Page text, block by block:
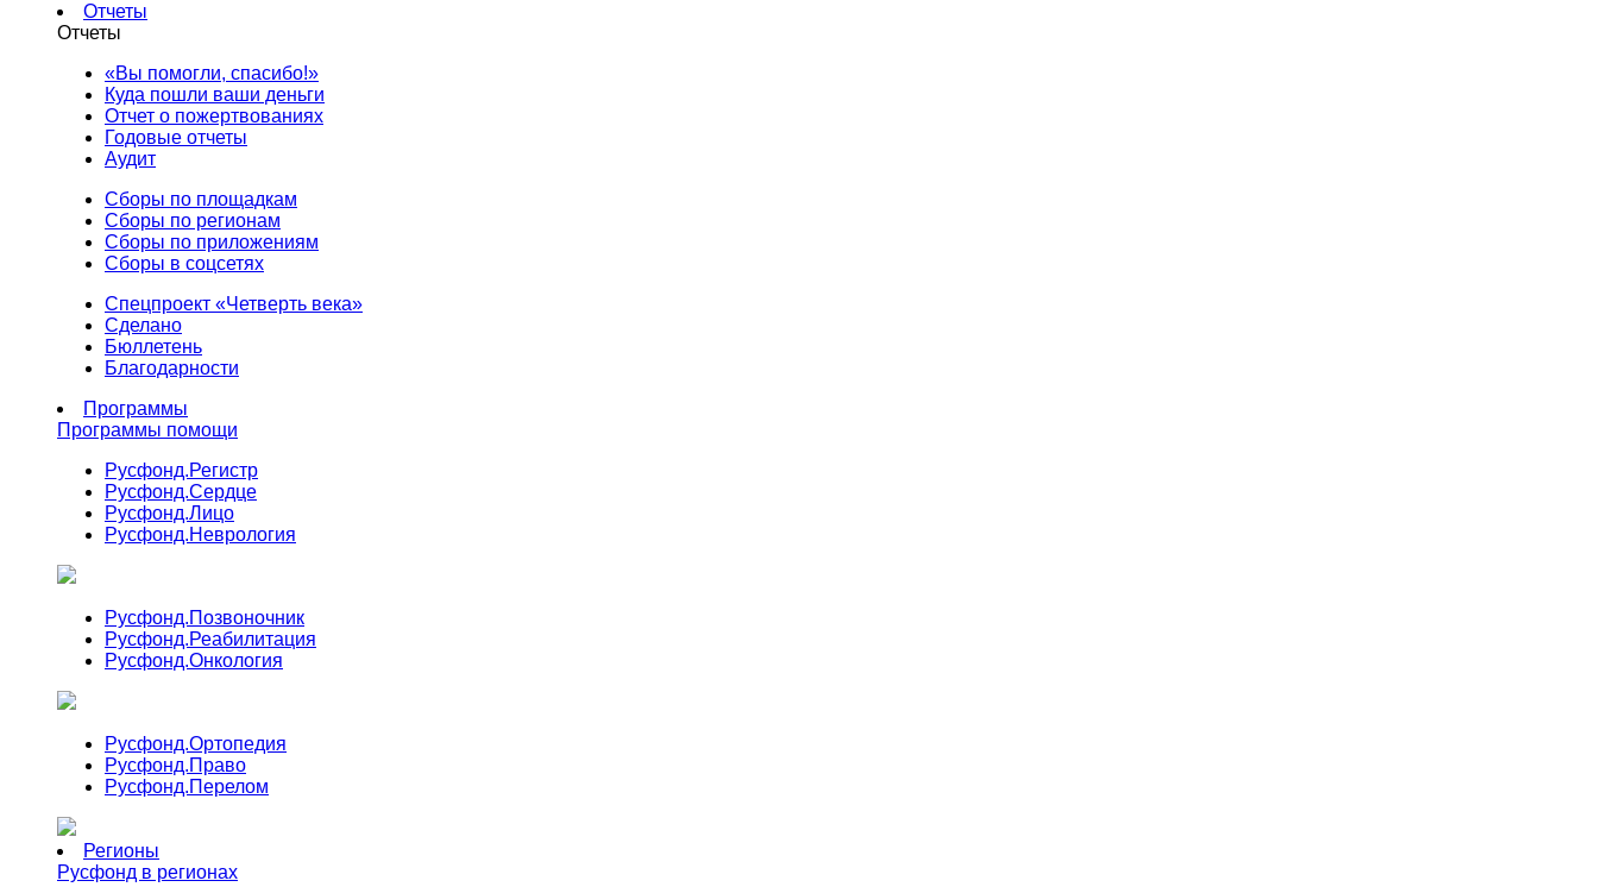
Отчеты
Отчеты
«Вы помогли, спасибо!»
Куда пошли ваши деньги
Отчет о пожертвованиях
Годовые отчеты
Аудит
Сборы по площадкам
Сборы по регионам
Сборы по приложениям
Сборы в соцсетях
Спецпроект «Четверть века»
Сделано
Бюллетень
Благодарности
Программы
Программы помощи
Русфонд.Регистр
Русфонд.Сердце
Русфонд.Лицо
Русфонд.Неврология
Русфонд.Позвоночник
Русфонд.Реабилитация
Русфонд.Онкология
Русфонд.Ортопедия
Русфонд.Право
Русфонд.Перелом
Регионы
Русфонд в регионах